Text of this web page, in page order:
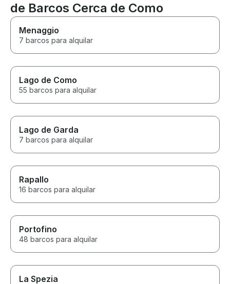
de Barcos Cerca de Como
Menaggio
7 barcos para alquilar
Lago de Como
55 barcos para alquilar
Lago de Garda
7 barcos para alquilar
Rapallo
16 barcos para alquilar
Portofino
48 barcos para alquilar
La Spezia